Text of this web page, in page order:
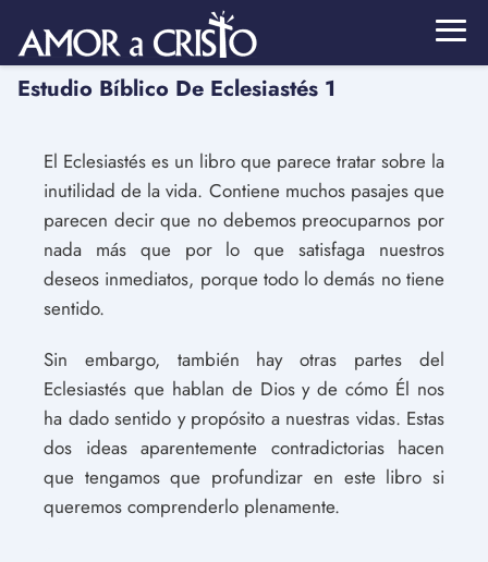
Estudio Bíblico De Eclesiastés 1
El Eclesiastés es un libro que parece tratar sobre la
inutilidad de la vida. Contiene muchos pasajes que
parecen decir que no debemos preocuparnos por
nada más que por lo que satisfaga nuestros
deseos inmediatos, porque todo lo demás no tiene
sentido.
Sin embargo, también hay otras partes del
Eclesiastés que hablan de Dios y de cómo Él nos
ha dado sentido y propósito a nuestras vidas. Estas
dos ideas aparentemente contradictorias hacen
que tengamos que profundizar en este libro si
queremos comprenderlo plenamente.